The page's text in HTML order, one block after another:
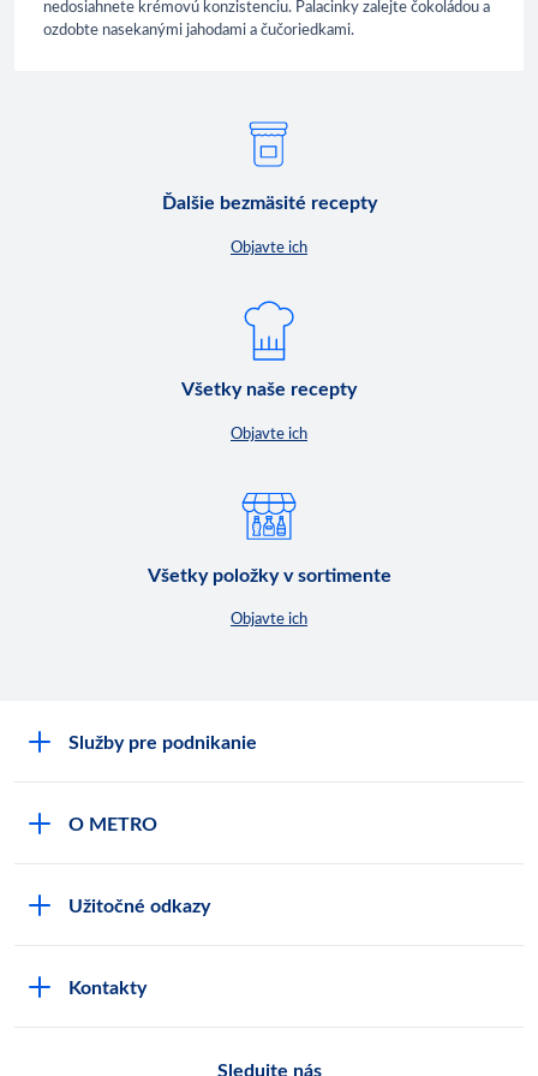
nedosiahnete krémovú konzistenciu. Palacinky zalejte čokoládou a
ozdobte nasekanými jahodami a čučoriedkami.
Ďalšie bezmäsité recepty
Objavte ich
Všetky naše recepty
Objavte ich
Všetky položky v sortimente
Objavte ich
Služby pre podnikanie
Track & trace
O METRO
Užitočné odkazy
Kontakty
Sledujte nás